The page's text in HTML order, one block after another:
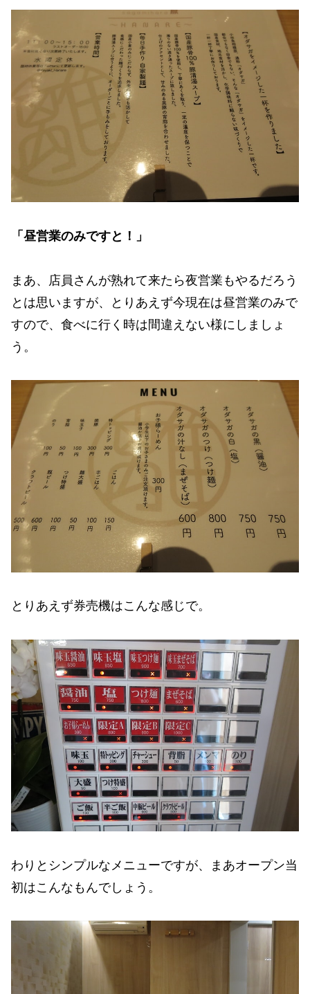
「昼営業のみですと！」
まあ、店員さんが熟れて来たら夜営業もやるだろう
とは思いますが、とりあえず今現在は昼営業のみで
すので、食べに行く時は間違えない様にしましょ
う。
とりあえず券売機はこんな感じで。
わりとシンプルなメニューですが、まあオープン当
初はこんなもんでしょう。